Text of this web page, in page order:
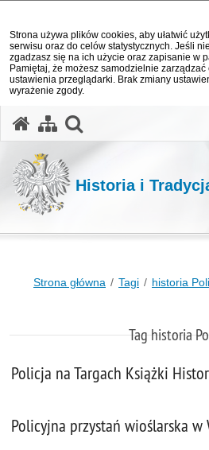
Strona używa plików cookies, aby ułatwić
serwisu oraz do celów statystycznych. Jeśli
zgadzasz się na ich użycie oraz zapisanie w
Pamiętaj, że możesz samodzielnie
ustawienia przeglądarki. Brak zmiany
wyrażenie zgody.
Historia i
Strona główna Tagi historia
Tag historia
Policja na Targach Książki
Policyjna przystań wioślarska w